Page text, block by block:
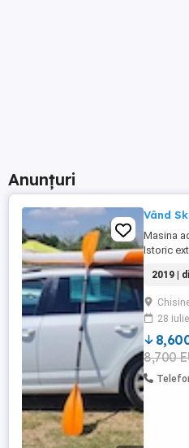
Anunțuri
Vând
Masina
Istoric
contactați
2019 |
28 iulie
8,700